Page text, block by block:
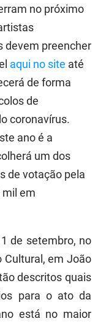
no próximo
devem preencher
aqui no site até
de forma
de
coronavírus.
ano é a
um dos
de votação pela
mil em
de setembro, no
Cultural, em João
descritos quais
para o ato da
está no maior